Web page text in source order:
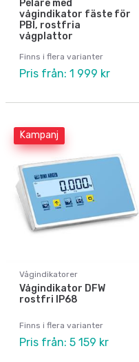
Pelare med
vågindikator fäste för
PBI, rostfria
vågplattor
Finns i flera varianter
Pris från: 1 999 kr
Kampanj
Vågindikatorer
Vågindikator DFW
rostfri IP68
Finns i flera varianter
Pris från: 5 159 kr